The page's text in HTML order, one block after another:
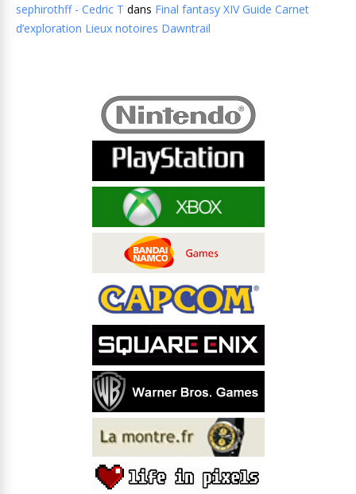
sephirothff - Cedric T dans Final fantasy XIV Guide Carnet
d’exploration Lieux notoires Dawntrail